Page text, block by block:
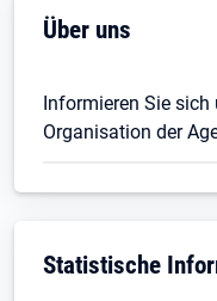
Über uns
Informieren Sie
Organisation der
Statistische